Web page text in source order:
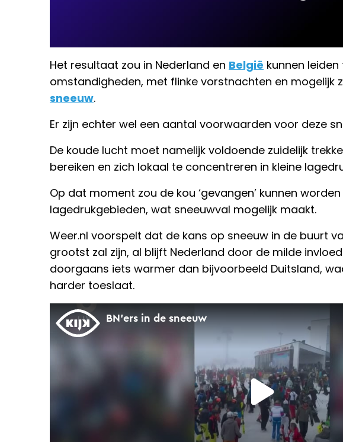
Het resultaat zou in Nederland en België kunnen
omstandigheden, met flinke vorstnachten en mogelijk
sneeuw.
Er zijn echter wel een aantal voorwaarden voor deze
De koude lucht moet namelijk voldoende zuidelijk
bereiken en zich lokaal te concentreren in kleine
Op dat moment zou de kou ‘gevangen’ kunnen
lagedrukgebieden, wat sneeuwval mogelijk maakt.
Weer.nl voorspelt dat de kans op sneeuw in de buurt
grootst zal zijn, al blijft Nederland door de milde
doorgaans iets warmer dan bijvoorbeeld Duitsland,
harder toeslaat.